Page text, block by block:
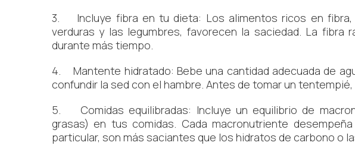
3. Incluye fibra en tu dieta: Los alimentos ricos en fibra,
verduras y las legumbres, favorecen la saciedad. La fibra
durante más tiempo.
4. Mantente hidratado: Bebe una cantidad adecuada de
confundir la sed con el hambre. Antes de tomar un tentempié,
5. Comidas equilibradas: Incluye un equilibrio de
grasas) en tus comidas. Cada macronutriente
particular, son más saciantes que los hidratos de carbono o